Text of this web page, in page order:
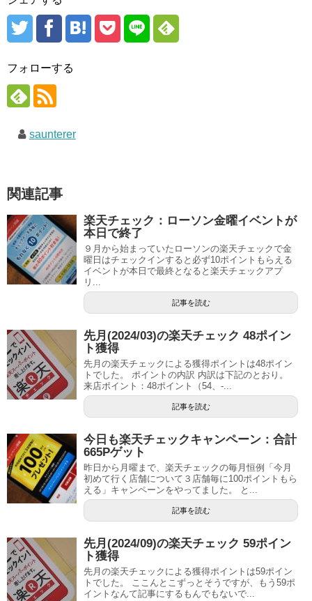
フォローする
saunterer
関連記事
楽天チェック：ローソン金曜イベントが
本日で終了
９月から始まっていたローソンの楽天チェックで金
曜日はチェックインすると必ず10ポイントもらえる
イベントが本日で最終となると楽天チェックアプ
リ...
記事を読む
先月(2024/03)の楽天チェック 48ポイン
ト獲得
先月の楽天チェックによる獲得ポイントは48ポイン
トでした。 ポイントの内訳 内訳は下記のとおり。
来店ポイント：48ポイント（54、-...
記事を読む
今日も楽天チェックキャンペーン：合計
665Pゲット
昨日から月曜まで、楽天チェックの毎月恒例「今月
初めて行く店舗について３店舗毎に100ポイントもら
える」キャンペーンをやってました。 と...
記事を読む
先月(2024/09)の楽天チェック 59ポイン
ト獲得
先月の楽天チェックによる獲得ポイントは59ポイン
トでした。 ここんとこずっとそうですが、もう59ポ
イントなんて記事にするもんでもないで...